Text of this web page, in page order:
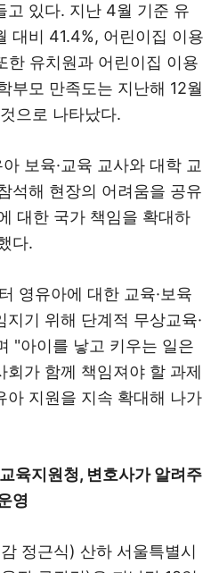
고 있다. 지난 4월 기준 유
대비 41.4%, 어린이집 이용
한 유치원과 어린이집 이용
부모 만족도는 지난해 12월
으로 나타났다.
보육·교육 교사와 대학 교
석해 현장의 어려움을 공유
대한 국가 책임을 확대하
다.
영유아에 대한 교육·보육
기 위해 단계적 무상교육·
"아이를 낳고 키우는 일은
회가 함께 책임져야 할 과제
아 지원을 지속 확대해 나가
육지원청, 변호사가 알려주
영
정근식) 산하 서울특별시